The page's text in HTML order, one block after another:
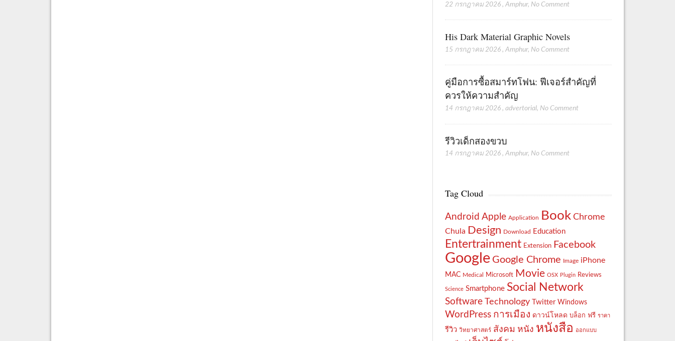
22 กรกฎาคม 2026 ,Amphur, No Comment
His Dark Material Graphic Novels
15 กรกฎาคม 2026 ,Amphur, No Comment
คู่มือการซื้อสมาร์ทโฟน: ฟีเจอร์สำคัญที่
ควรให้ความสำคัญ
14 กรกฎาคม 2026 ,advertorial, No Comment
รีวิวเด็กสองขวบ
14 กรกฎาคม 2026 ,Amphur, No Comment
Tag Cloud
Android Apple Application Book Chrome
Chula Design Download Education
Entertrainment Extension Facebook
Google Google Chrome Image iPhone
MAC Medical Microsoft Movie OSX Plugin Reviews
Science Smartphone Social Network
Software Technology Twitter Windows
WordPress การเมือง ดาวน์โหลด บล็อก ฟรี ราคา
รีวิว วิทยาศาสตร์ สังคม หนัง หนังสือ ออกแบบ